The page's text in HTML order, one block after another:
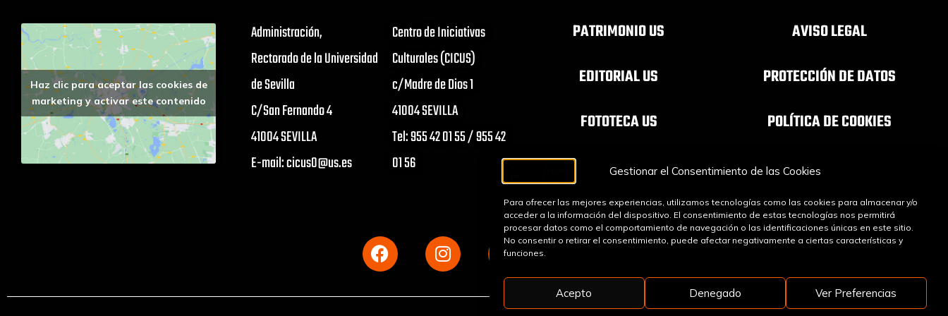
Gestionar el Consentimiento de las Cookies
Para ofrecer las mejores experiencias, utilizamos tecnologías como las cookies para almacenar y/o
acceder a la información del dispositivo. El consentimiento de estas tecnologías nos permitirá
procesar datos como el comportamiento de navegación o las identificaciones únicas en este sitio.
No consentir o retirar el consentimiento, puede afectar negativamente a ciertas características y
funciones.
Acepto Denegado Ver Preferencias
Haz clic para aceptar las cookies de
marketing y activar este contenido
Administración,
Rectorado de la Universidad
de Sevilla
C/San Fernando 4
41004 SEVILLA
E-mail: cicus0@us.es
Centro de Iniciativas
Culturales (CICUS)
c/Madre de Dios 1
41004 SEVILLA
Tel: 955 42 01 55 / 955 42
01 56
PATRIMONIO US
EDITORIAL US
FOTOTECA US
ORQUESTA SINFÓNCA
CONJUNTA OSC
AVISO LEGAL
PROTECCIÓN DE DATOS
POLÍTICA DE COOKIES